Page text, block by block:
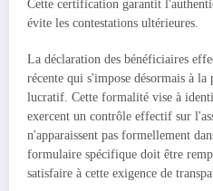
Cette certification garantit
évite les contestations ultérieures.
La déclaration des bénéficiaires
récente qui s'impose désormais à la
lucratif. Cette formalité vise à
exercent un contrôle effectif sur
n'apparaissent pas formellement
formulaire spécifique doit être
satisfaire à cette exigence de